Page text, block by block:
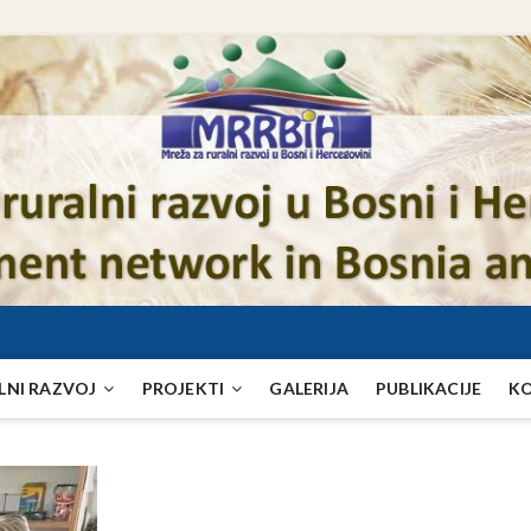
RAZVOJ PROJEKTI GALERIJA PUBLIKACIJE